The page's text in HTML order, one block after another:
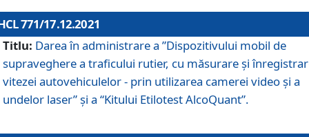
771/17.12.2021
Titlu: Darea în administrare a ”Dispozitivului mobil de
supraveghere a traficului rutier, cu măsurare și
vitezei autovehiculelor - prin utilizarea camerei video și a
undelor laser” și a “Kitului Etilotest AlcoQuant”.